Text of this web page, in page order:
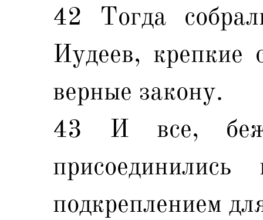
42 Тогда
Иудеев, крепкие
верные закону.
43 И все,
подкреплением